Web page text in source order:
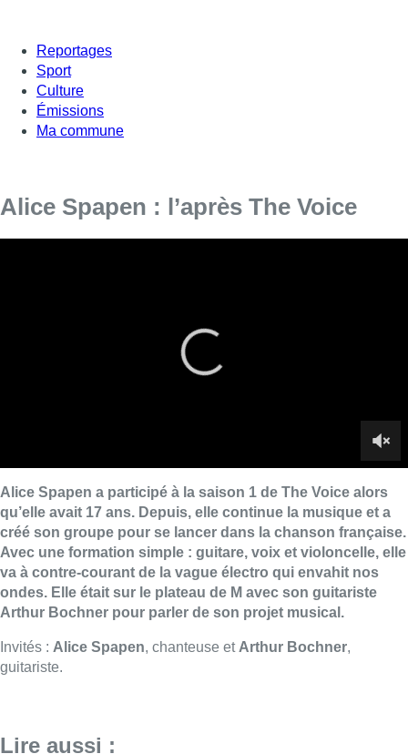
Reportages
Sport
Culture
Émissions
Ma commune
Alice Spapen : l’après The Voice
va à contre-courant de la vague électro qui envahit nos
ondes. Elle était sur le plateau de M avec son guitariste
Arthur Bochner pour parler de son projet musical.
Lire aussi :
Un nouveau club de MMA ouvre
ses portes à Evere : “C’est pas
comme on voit à la télé”